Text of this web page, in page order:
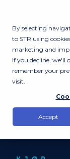
By selecting
to STR using
marketing and
If you decline, we'll
remember your
visit.
Accept